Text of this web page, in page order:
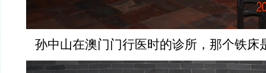
孙中山在澳门门行医时的诊所，那个铁床